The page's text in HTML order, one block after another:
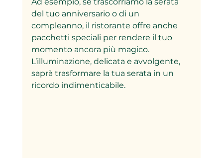
del tuo anniversario o di un
compleanno, il ristorante offre anche
pacchetti speciali per rendere il tuo
momento ancora più magico.
L’illuminazione, delicata e avvolgente,
saprà trasformare la tua serata in un
ricordo indimenticabile.